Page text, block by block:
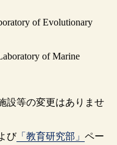
of Evolutionary
of Marine
設等の変更はありませ
び「教育研究部」ペー